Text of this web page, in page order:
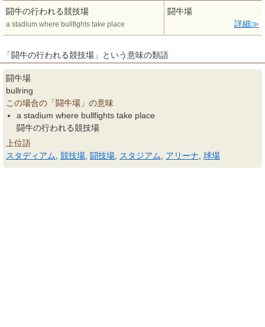
闘牛の行われる競技場
a stadium where bullfights take place
闘牛場
詳細
「闘牛の行われる競技場」という意味の類語
闘牛場
bullring
この場合の「闘牛場」の意味
a stadium where bullfights take place
闘牛の行われる競技場
上位語
スタディアム 競技場 闘技場 スタジアム アリーナ 球場